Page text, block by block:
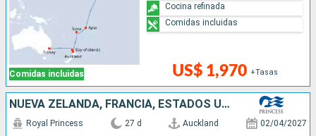
Comidas incluidas US$ 1,970 +Tasas
Cocina refinada
Comidas incluidas
NUEVA ZELANDA, FRANCIA, ESTADOS UNIDOS, CANADÁ
Royal Princess 27 d Auckland 02/04/2027